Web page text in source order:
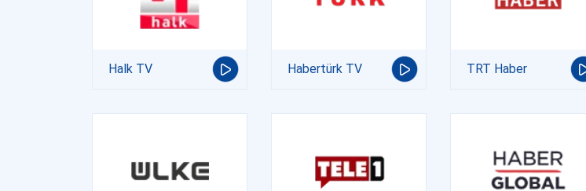
Halk TV Habertürk TV TRT Haber